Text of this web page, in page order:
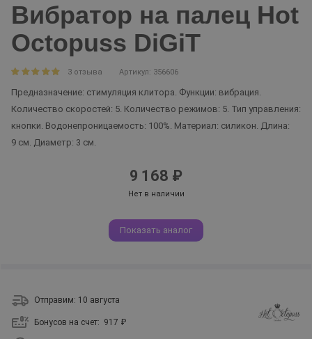
Вибратор на палец Hot
Octopuss DiGiT
3 отзыва Артикул: 356606
Предназначение: стимуляция клитора. Функции: вибрация.
Количество скоростей: 5. Количество режимов: 5. Тип управления:
кнопки. Водонепроницаемость: 100%. Материал: силикон. Длина:
9 см. Диаметр: 3 см.
9 168 ₽
Нет в наличии
Показать аналог
Отправим: 10 августа
Бонусов на счет: 917 ₽